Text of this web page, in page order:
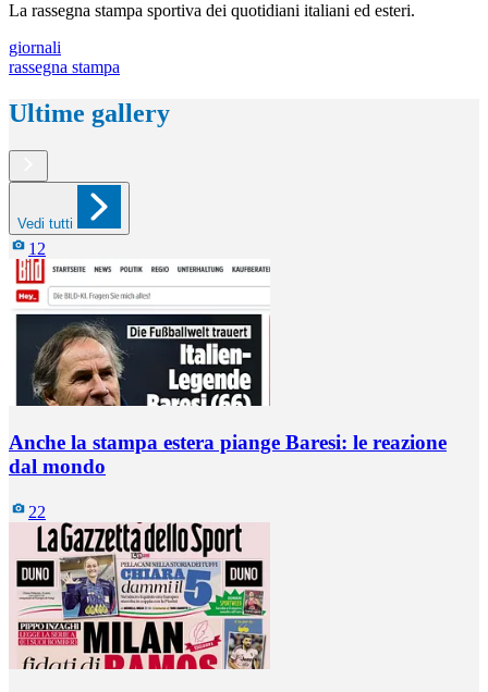
La rassegna stampa sportiva dei quotidiani italiani ed esteri.
giornali
rassegna stampa
Ultime gallery
Vedi tutti
12
Anche la stampa estera piange Baresi: le reazione
dal mondo
22